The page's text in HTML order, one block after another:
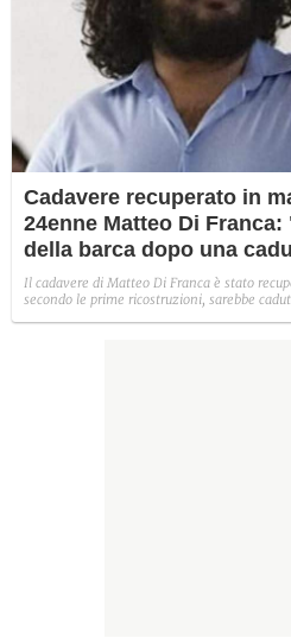
Cadavere recuperato in
24enne Matteo Di
della barca dopo una
Il cadavere di Matteo Di Franca è stato
secondo le prime ricostruzioni, sarebbe